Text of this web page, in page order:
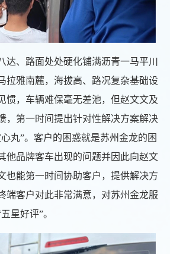
达、路面处处硬化铺满沥青一马平川
拉雅南麓，海拔高、路况复杂基础设
惯，车辆难保毫无差池，但赵文文及
，第一时间提出针对性解决方案解决
丸”。客户的困惑就是苏州金龙的困
他品牌客车出现的问题并因此向赵文
也能第一时间协助客户，提供解决方
端客户对此非常满意，对苏州金龙服
星好评”。